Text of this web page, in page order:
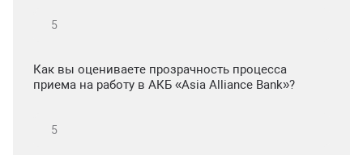
Как вы оцениваете прозрачность процесса
приема на работу в АКБ «Asia Alliance Bank»?